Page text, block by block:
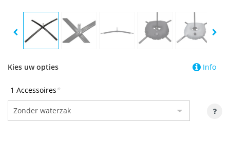
Info
Kies uw opties
1 Accessoires*